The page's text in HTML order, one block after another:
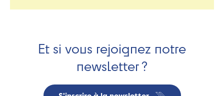
Et si vous rejoignez notre
newsletter ?